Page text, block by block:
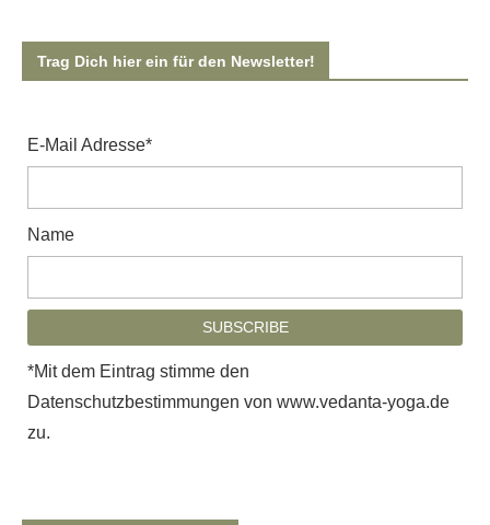
Trag Dich hier ein für den Newsletter!
E-Mail Adresse*
Name
*Mit dem Eintrag stimme den
Datenschutzbestimmungen von www.vedanta-yoga.de
zu.